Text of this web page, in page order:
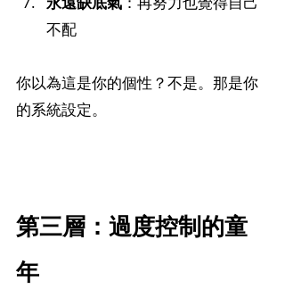
不配
你以為這是你的個性？不是。那是你
的系統設定。
第三層：過度控制的童
年